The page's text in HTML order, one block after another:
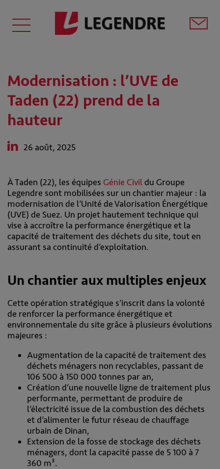
Modernisation : l’UVE de
Taden (22) prend de la
hauteur
26 août, 2025
À Taden (22), les équipes Génie Civildu Groupe
Legendre sont mobilisées sur un chantier majeur : la
modernisation de l’Unité de Valorisation Énergétique
(UVE) de Suez. Un projet hautement technique qui
vise à accroître la performance énergétique et la
capacité de traitement des déchets du site, tout en
assurant sa continuité d’exploitation.
Un chantier aux multiples enjeux
Cette opération stratégique s’inscrit dans la volonté
de renforcer la performance énergétique et
environnementale du site grâce à plusieurs évolutions
majeures :
Augmentation de la capacité de traitement des
déchets ménagers non recyclables, passant de
106 500 à 150 000 tonnes par an,
Création d’une nouvelle ligne de traitement plus
performante, permettant de produire de
l’électricité issue de la combustion des déchets
et d’alimenter le futur réseau de chauffage
urbain de Dinan,
Extension de la fosse de stockage des déchets
ménagers, dont la capacité passe de 5 100 à 7
360 m³.